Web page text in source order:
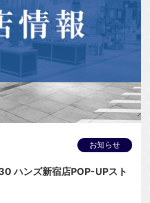
お知らせ
ハンズ新宿店POP-UPスト